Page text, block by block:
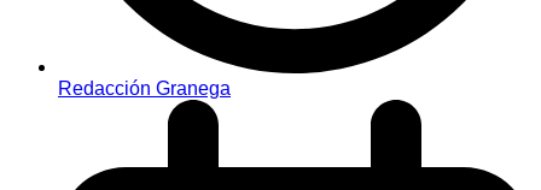
Redacción Granega